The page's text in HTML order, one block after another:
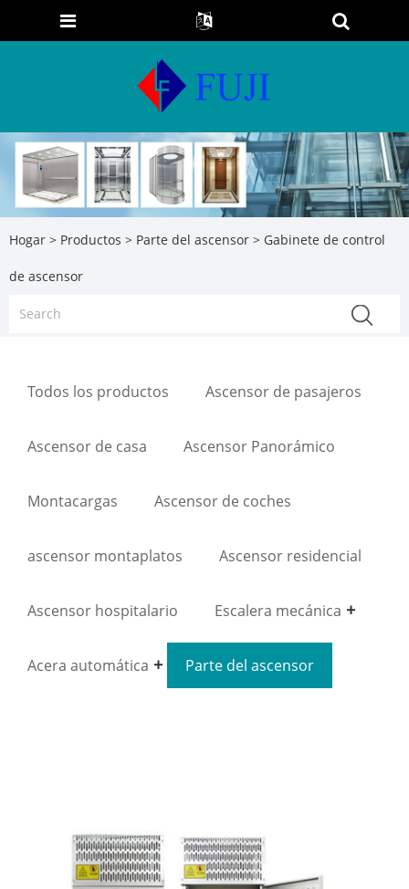
Hogar > Productos > Parte del ascensor > Gabinete de control
de ascensor
Todos los productos Ascensor de pasajeros
Ascensor de casa Ascensor Panorámico
Montacargas Ascensor de coches
ascensor montaplatos Ascensor residencial
Ascensor hospitalario Escalera mecánica
Acera automática Parte del ascensor